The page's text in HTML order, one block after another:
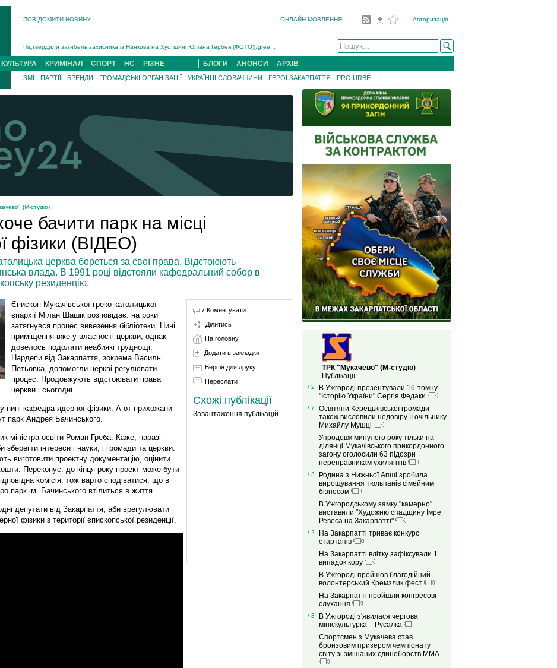
ПОВІДОМИТИ НОВИНУ ОНЛАЙН МОВЛЕННЯ Авторизація
В Ужгороді попрощаються із полеглим на війні з росією захисником Володимиром Йор�...
Підтвердили загибель захисника із Нанкова на Хустщині Юліана Гербея (ФОТО)[/gree...
На війні з рф поліг військовий з Виноградова Ігнат Роздяловський (ФОТО)...
На Хустщині внаслідок ДТП за участі трьох авто постраждали 13 людей (ФОТО)...
Інструктора районного ТЦК на Закарпатті судитимуть за обвинувачен...
КУЛЬТУРА КРИМІНАЛ СПОРТ НС РІЗНЕ БЛОГИ АНОНСИ АРХІВ
ЗМІ ПАРТІЇ БРЕНДИ ГРОМАДСЬКІ ОРГАНІЗАЦІЇ УКРАЇНЦІ СЛОВАЧЧИНИ ГЕРОЇ ЗАКАРПАТТЯ PRO URBE
(М-студіо)
бачити парк на місці
фізики (ВІДЕО)
церква бореться за свої права. Відстоюють
влада. В 1991 році відстояли кафедральний собор в
резиденцію.
Єпископ Мукачівської греко-католицької
єпархії Мілан Шашік розповідає: на роки
затягнувся процес вивезення бібліотеки. Нині
приміщення вже у власності церкви, однак
довелось подолати неабиякі труднощі.
Нардепи від Закарпаття, зокрема Василь
Петьовка, допомогли церкві регулювати
процес. Продовжують відстоювати права
церкви і сьогодні.
нині кафедра ядерної фізики. А от прихожани
парк Андрея Бачинського.
міністра освіти Роман Греба. Каже, наразі
інтереси і науки, і громади та церкви.
виготовити проектну документацію, оцінити
Переконує: до кінця року проект може бути
комісія, тож варто сподіватися, що в
парк ім. Бачинського втілиться в життя.
депутати від Закарпаття, аби врегулювати
фізики з території єпископської резиденції.
7 Коментувати
Ділитись
На головну
Додати в закладки
Версія для друку
Переслати
Схожі публікації
Завантаження публікацій...
ТРК "Мукачево" (М-студіо)
Публікації:
/ 2
В Ужгороді презентували 16-томну
"Історію України" Сергія Федаки
/ 7
Освітяни Керецьківської громади
також висловили недовіру її очільнику
Михайлу Мушці
Упродовж минулого року тільки на
ділянці Мукачівського прикордонного
загону оголосили 63 підозри
переправникам ухилянтів
/ 3
Родина з Нижньої Апші зробила
вирощування тюльпанів сімейним
бізнесом
В Ужгородському замку "камерно"
виставили "Художню спадщину Імре
Ревеса на Закарпатті"
/ 2
На Закарпатті триває конкурс
стартапів
На Закарпатті влітку зафіксували 1
випадок кору
В Ужгороді пройшов благодійний
волонтерський Кремзлик фест
На Закарпатті пройшли конгресові
слухання
/ 3
В Ужгороді з'явилася чергова
мініскультурка – Русалка
Спортсмен з Мукачева став
бронзовим призером чемпіонату
світу зі змішаних єдиноборств ММА